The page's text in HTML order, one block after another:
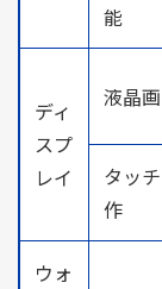
能
ディ
スプ
レイ
液晶
タッ
作
ウォ